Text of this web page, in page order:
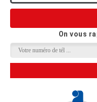
On vous